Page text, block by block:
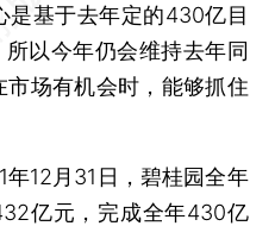
是基于去年定的430亿目
以今年仍会维持去年同
场有机会时，能够抓住
12月31日，碧桂园全年
亿元，完成全年430亿